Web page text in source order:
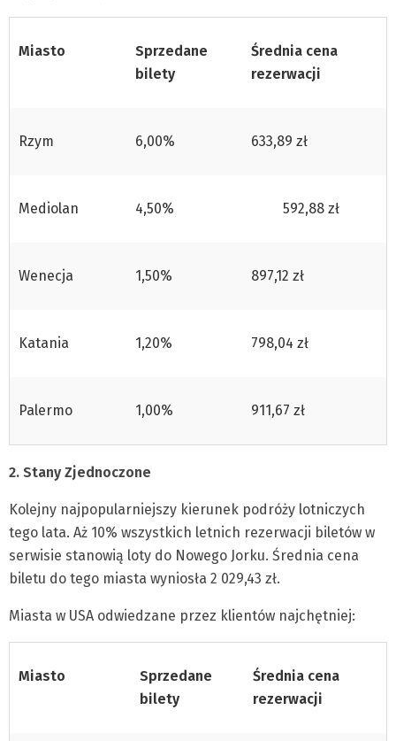
Miasto
Sprzedane
bilety
Średnia cena
rezerwacji
Rzym 6,00% 633,89 zł
Mediolan 4,50% 592,88 zł
Wenecja 1,50% 897,12 zł
Katania 1,20% 798,04 zł
Palermo 1,00% 911,67 zł
2. Stany Zjednoczone
Kolejny najpopularniejszy kierunek podróży lotniczych
tego lata. Aż 10% wszystkich letnich rezerwacji biletów w
serwisie stanowią loty do Nowego Jorku. Średnia cena
biletu do tego miasta wyniosła 2 029,43 zł.
Miasta w USA odwiedzane przez klientów najchętniej:
Miasto
Sprzedane
bilety
Średnia cena
rezerwacji